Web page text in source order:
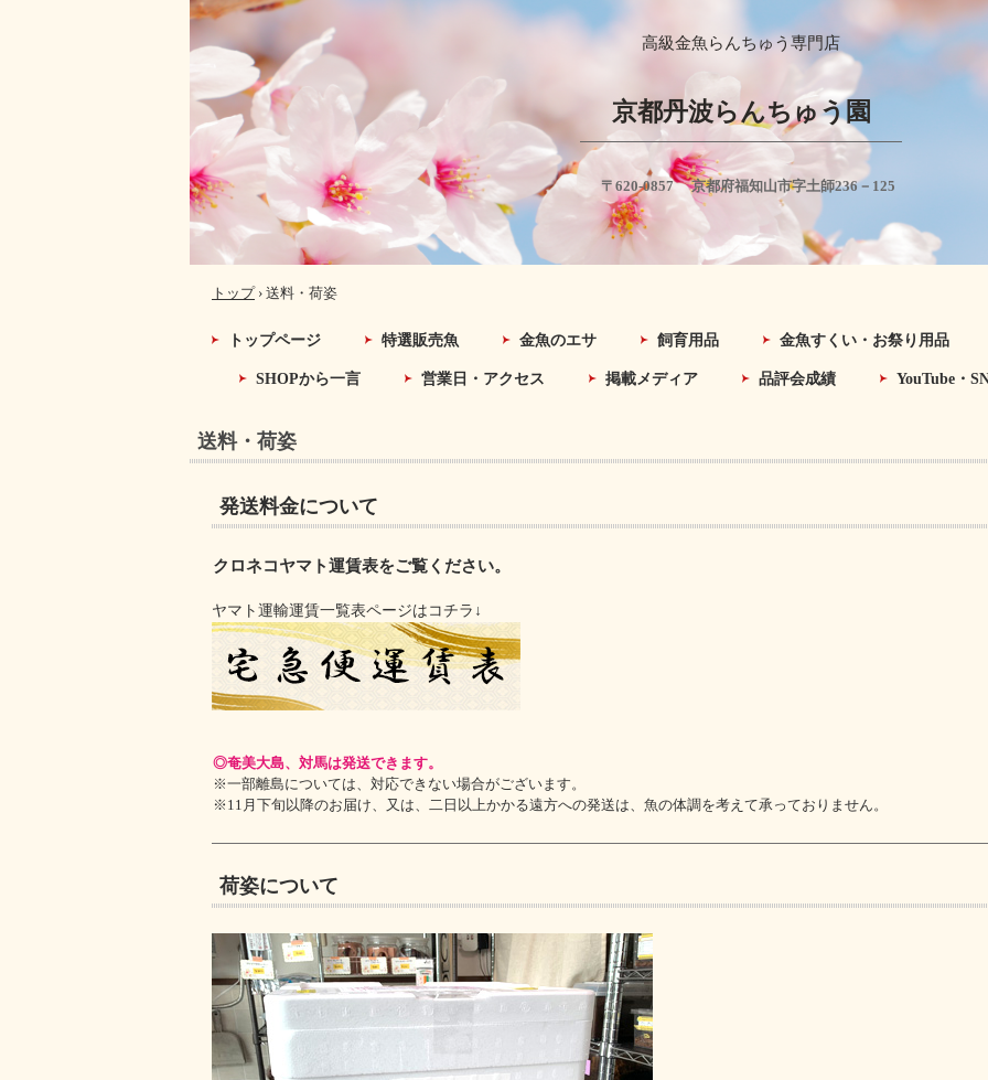
京都丹波らんちゅう園
高級金魚らんちゅう専門店
〒620-0857 京都府福知山市字土師236－125
トップ › 送料・荷姿
トップページ 特選販売魚 金魚のエサ 飼育用品 金魚すくい・お祭り用品
SHOPから一言 営業日・アクセス 掲載メディア 品評会成績 YouTube・
送料・荷姿
発送料金について
クロネコヤマト運賃表をご覧ください。
ヤマト運輸運賃一覧表ページはコチラ↓
◎奄美大島、対馬は発送できます。
※一部離島については、対応できない場合がございます。
※11月下旬以降のお届け、又は、二日以上かかる遠方への発送は、魚の体調を考えて承っておりません。
荷姿について